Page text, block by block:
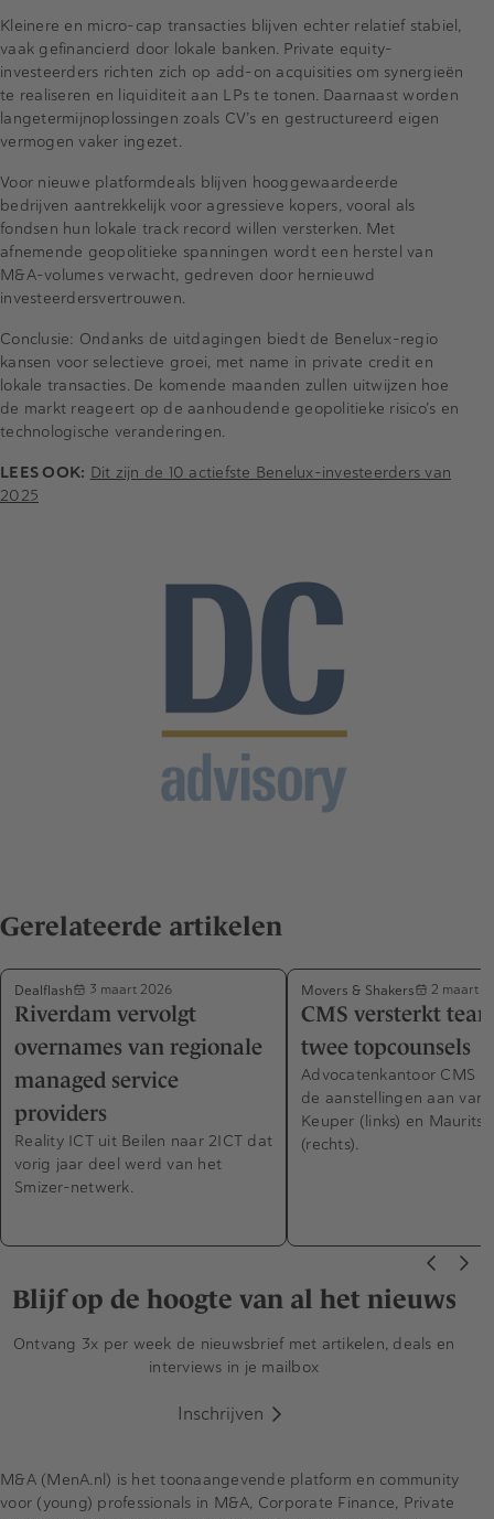
Kleinere en micro-cap transacties blijven echter relatief stabiel,
vaak gefinancierd door lokale banken. Private equity-
investeerders richten zich op add-on acquisities om synergieën
te realiseren en liquiditeit aan LPs te tonen. Daarnaast worden
langetermijnoplossingen zoals CV’s en gestructureerd eigen
vermogen vaker ingezet.
Voor nieuwe platformdeals blijven hooggewaardeerde
bedrijven aantrekkelijk voor agressieve kopers, vooral als
fondsen hun lokale track record willen versterken. Met
afnemende geopolitieke spanningen wordt een herstel van
M&A-volumes verwacht, gedreven door hernieuwd
investeerdersvertrouwen.
Conclusie: Ondanks de uitdagingen biedt de Benelux-regio
kansen voor selectieve groei, met name in private credit en
lokale transacties. De komende maanden zullen uitwijzen hoe
de markt reageert op de aanhoudende geopolitieke risico’s en
technologische veranderingen.
LEES OOK: Dit zijn de 10 actiefste Benelux-investeerders van
2025
Gerelateerde artikelen
Dealflash 3 maart 2026
Riverdam vervolgt
overnames van regionale
managed service
providers
Reality ICT uit Beilen naar 2ICT dat
vorig jaar deel werd van het
Smizer-netwerk.
Movers & Shakers 2 maart
CMS versterkt
twee topcounsels
Advocatenkantoor CMS
de aanstellingen aan van
Keuper (links) en Maurits
(rechts).
Blijf op de hoogte van al het nieuws
Ontvang 3x per week de nieuwsbrief met artikelen, deals en
interviews in je mailbox
Inschrijven
M&A (MenA.nl) is het toonaangevende platform en community
voor (young) professionals in M&A, Corporate Finance, Private